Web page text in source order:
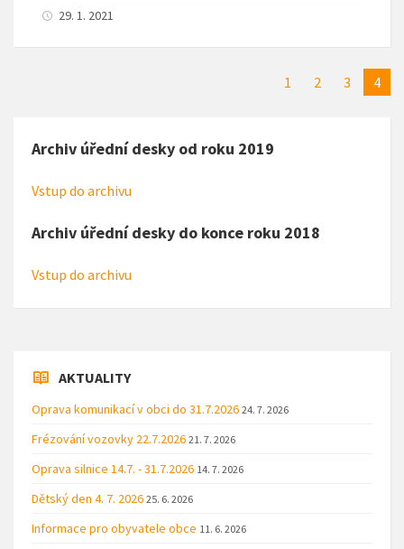
29. 1. 2021
1 2 3 4
Archiv úřední desky od roku 2019
Vstup do archivu
Archiv úřední desky do konce roku 2018
Vstup do archivu
AKTUALITY
Oprava komunikací v obci do 31.7.2026 24. 7. 2026
Frézování vozovky 22.7.2026 21. 7. 2026
Oprava silnice 14.7. - 31.7.2026 14. 7. 2026
Dětský den 4. 7. 2026 25. 6. 2026
Informace pro obyvatele obce 11. 6. 2026